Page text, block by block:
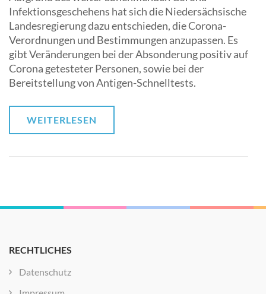
Infektionsgeschehens hat sich die Niedersächsische
Landesregierung dazu entschieden, die Corona-
Verordnungen und Bestimmungen anzupassen. Es
gibt Veränderungen bei der Absonderung positiv auf
Corona getesteter Personen, sowie bei der
Bereitstellung von Antigen-Schnelltests.
WEITERLESEN
RECHTLICHES
Datenschutz